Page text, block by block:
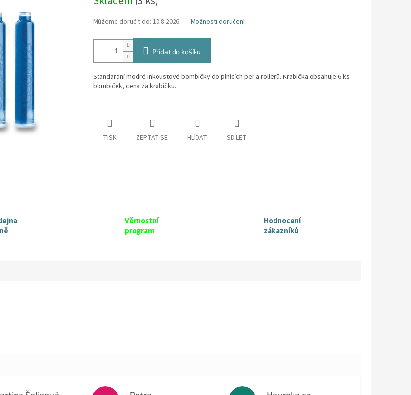
cena:
Můžeme doručit do: 10.8.2026 Možnosti doručení
Přidat do košíku
Standardní modré inkoustové bombičky do plnicích per a rollerů. Krabička obsahuje 6 ks
bombiček, cena za krabičku.
TISK ZEPTAT SE HLÍDAT SDÍLET
Věrnostní
program
Hodnocení
zákazníků